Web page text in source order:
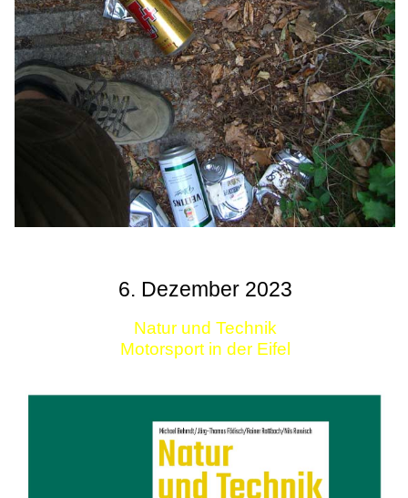
6. Dezember 2023
Natur und Technik
Motorsport in der Eifel